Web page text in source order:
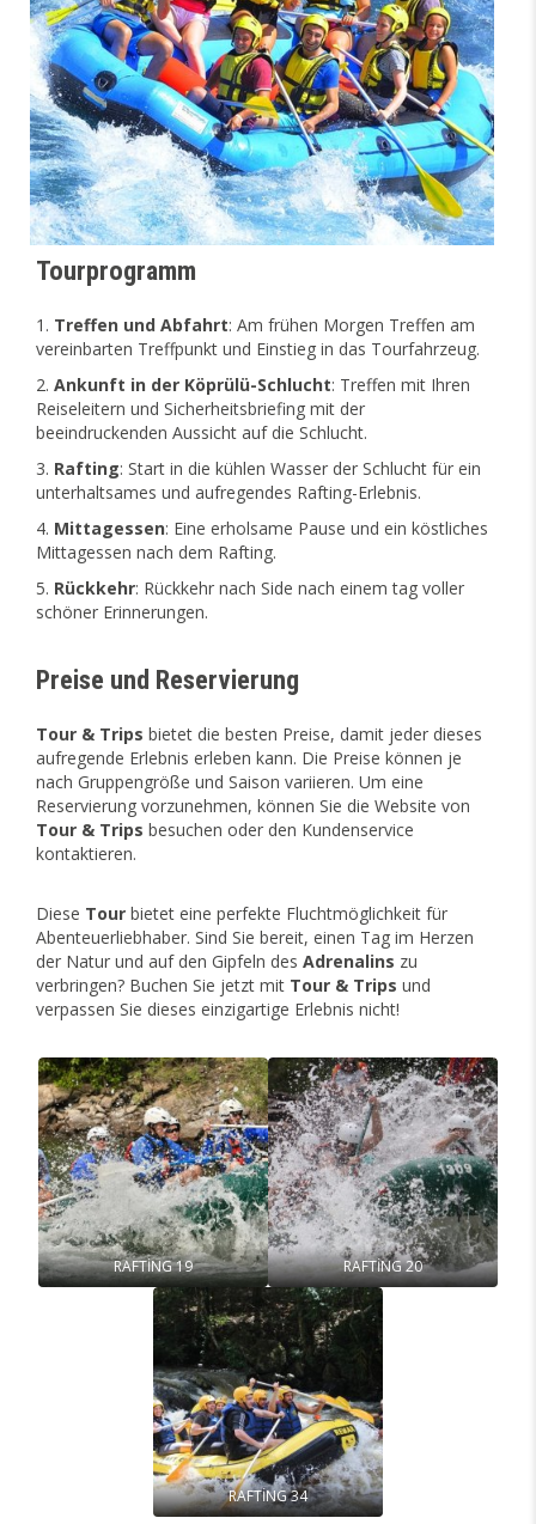
Tourprogramm
Treffen und Abfahrt: Am frühen Morgen Treffen am
vereinbarten Treffpunkt und Einstieg in das Tourfahrzeug.
Ankunft in der Köprülü-Schlucht: Treffen mit Ihren
Reiseleitern und Sicherheitsbriefing mit der
beeindruckenden Aussicht auf die Schlucht.
Rafting: Start in die kühlen Wasser der Schlucht für ein
unterhaltsames und aufregendes Rafting-Erlebnis.
Mittagessen: Eine erholsame Pause und ein köstliches
Mittagessen nach dem Rafting.
Rückkehr: Rückkehr nach Side nach einem tag voller
schöner Erinnerungen.
Preise und Reservierung
Tour & Trips bietet die besten Preise, damit jeder dieses
aufregende Erlebnis erleben kann. Die Preise können je
nach Gruppengröße und Saison variieren. Um eine
Reservierung vorzunehmen, können Sie die Website von
Tour & Trips besuchen oder den Kundenservice
kontaktieren.
Diese Tour bietet eine perfekte Fluchtmöglichkeit für
Abenteuerliebhaber. Sind Sie bereit, einen Tag im Herzen
der Natur und auf den Gipfeln des Adrenalins zu
verbringen? Buchen Sie jetzt mit Tour & Trips und
verpassen Sie dieses einzigartige Erlebnis nicht!
RAFTİNG 19 RAFTİNG 20
RAFTİNG 34